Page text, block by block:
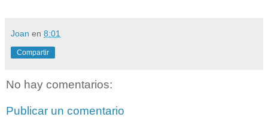
Joan en 8:01
Compartir
No hay comentarios:
Publicar un comentario